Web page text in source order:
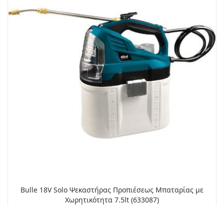
Bulle 18V Solo Ψεκαστήρας Προπιέσεως Μπαταρίας με
Χωρητικότητα 7.5lt (633087)